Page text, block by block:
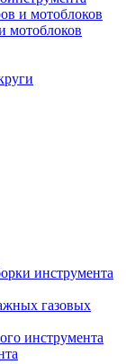
и мотоблоков
мотоблоков
инструмента
газовых
инструмента